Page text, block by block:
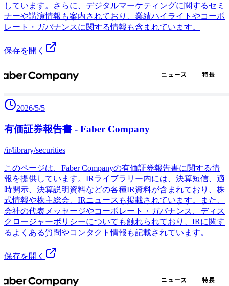
しています。さらに、デジタルマーケティングに関するセミ
ナーや講演情報も案内されており、業績ハイライトやコーポ
レート・ガバナンスに関する情報も含まれています。
保存を開く
2026/5/5
有価証券報告書 - Faber Company
/ir/library/securities
このページは、Faber Companyの有価証券報告書に関する情
報を提供しています。IRライブラリー内には、決算短信、適
時開示、決算説明資料などの各種IR資料が含まれており、株
式情報や株主総会、IRニュースも掲載されています。また、
会社の代表メッセージやコーポレート・ガバナンス、ディス
クロージャーポリシーについても触れられており、IRに関す
るよくある質問やコンタクト情報も記載されています。
保存を開く